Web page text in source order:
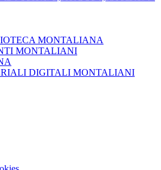
MONTALIANA
MONTALIANI
DIGITALI MONTALIANI